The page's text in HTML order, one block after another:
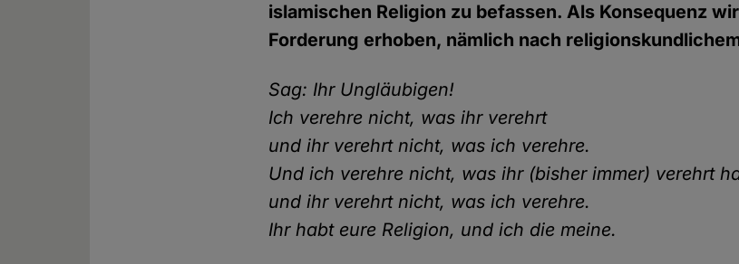
islamischen Religion zu befassen. Als Konsequenz
Forderung erhoben, nämlich nach
Sag: Ihr Ungläubigen!
Ich verehre nicht, was ihr verehrt
und ihr verehrt nicht, was ich verehre.
Und ich verehre nicht, was ihr (bisher immer) verehrt
und ihr verehrt nicht, was ich verehre.
Ihr habt eure Religion, und ich die meine.